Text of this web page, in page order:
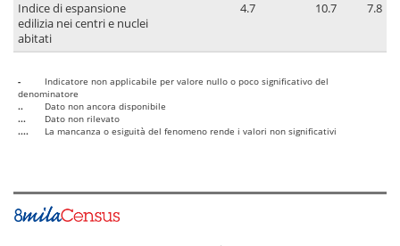
Indice di espansione
edilizia nei centri e nuclei
abitati
4.7 10.7 7.8
-
Indicatore non applicabile per valore nullo o poco significativo del
denominatore
..
Dato non ancora disponibile
...
Dato non rilevato
....
La mancanza o esiguità del fenomeno rende i valori non significativi